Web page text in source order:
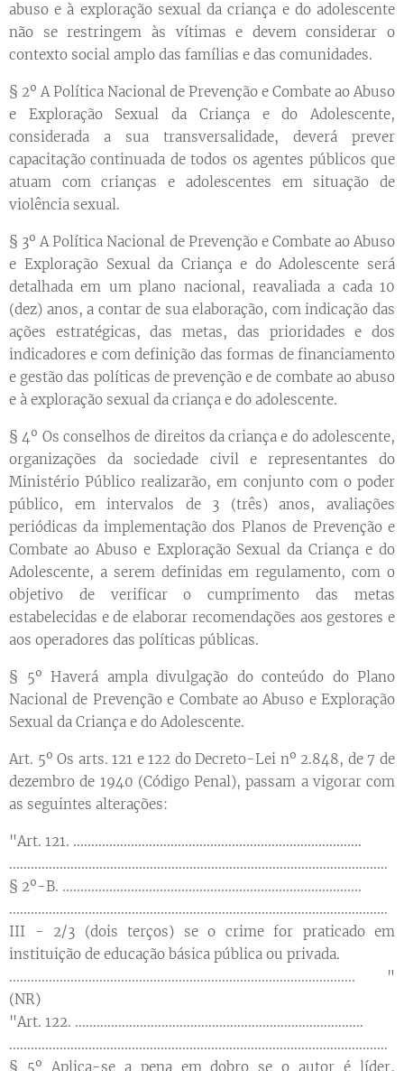
abuso e à exploração sexual da criança e do adolescente
não se restringem às vítimas e devem considerar o
contexto social amplo das famílias e das comunidades.
§ 2º A Política Nacional de Prevenção e Combate ao Abuso
e Exploração Sexual da Criança e do Adolescente,
considerada a sua transversalidade, deverá prever
capacitação continuada de todos os agentes públicos que
atuam com crianças e adolescentes em situação de
violência sexual.
§ 3º A Política Nacional de Prevenção e Combate ao Abuso
e Exploração Sexual da Criança e do Adolescente será
detalhada em um plano nacional, reavaliada a cada 10
(dez) anos, a contar de sua elaboração, com indicação das
ações estratégicas, das metas, das prioridades e dos
indicadores e com definição das formas de financiamento
e gestão das políticas de prevenção e de combate ao abuso
e à exploração sexual da criança e do adolescente.
§ 4º Os conselhos de direitos da criança e do adolescente,
organizações da sociedade civil e representantes do
Ministério Público realizarão, em conjunto com o poder
público, em intervalos de 3 (três) anos, avaliações
periódicas da implementação dos Planos de Prevenção e
Combate ao Abuso e Exploração Sexual da Criança e do
Adolescente, a serem definidas em regulamento, com o
objetivo de verificar o cumprimento das metas
estabelecidas e de elaborar recomendações aos gestores e
aos operadores das políticas públicas.
§ 5º Haverá ampla divulgação do conteúdo do Plano
Nacional de Prevenção e Combate ao Abuso e Exploração
Sexual da Criança e do Adolescente.
Art. 5º Os arts. 121 e 122 do Decreto-Lei nº 2.848, de 7 de
dezembro de 1940 (Código Penal), passam a vigorar com
as seguintes alterações:
"Art. 121. ................................................................................
.........................................................................................................
§ 2º-B. ...................................................................................
.........................................................................................................
III - 2/3 (dois terços) se o crime for praticado em
instituição de educação básica pública ou privada.
................................................................................................ "
(NR)
"Art. 122. ................................................................................
.........................................................................................................
§ 5º Aplica-se a pena em dobro se o autor é líder,